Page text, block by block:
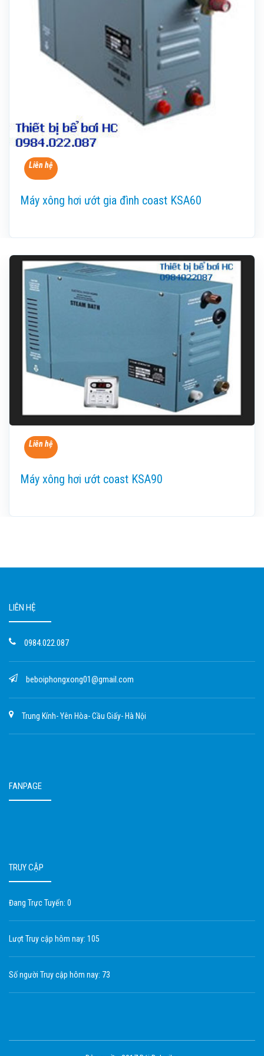
Liên hệ
Máy xông hơi ướt gia đình coast KSA60
Liên hệ
Máy xông hơi ướt coast KSA90
LIÊN HỆ
0984.022.087
beboiphongxong01@gmail.com
Trung Kính- Yên Hòa- Cầu Giấy- Hà Nội
FANPAGE
TRUY CẬP
Đang Trực Tuyến: 0
Lượt Truy cập hôm nay: 105
Số người Truy cập hôm nay: 73